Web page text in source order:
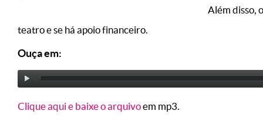
Além disso,
teatro e se há apoio financeiro.
Ouça em:
Clique aqui e baixe o arquivoem mp3.